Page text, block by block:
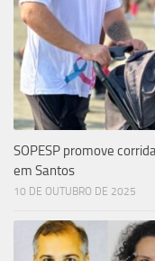
SOPESP promove
em Santos
10 DE OUTUBRO DE 2025